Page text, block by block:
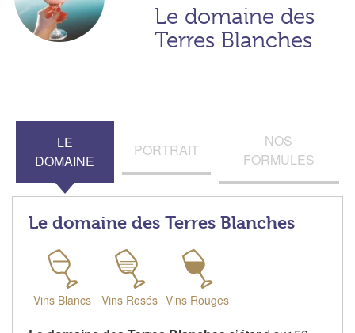
Le domaine des
Terres Blanches
LE
DOMAINE
PORTRAIT
NOS
FORMULES
Le domaine des Terres Blanches
Vins Blancs Vins Rosés Vins Rouges